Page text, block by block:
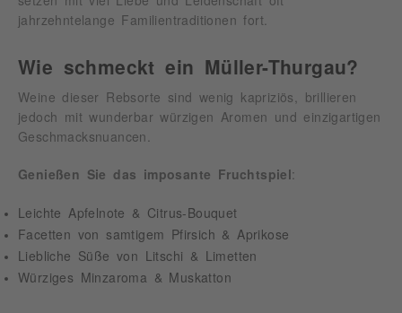
jahrzehntelange Familientraditionen fort.
Wie schmeckt ein Müller-Thurgau?
Weine dieser Rebsorte sind wenig kapriziös, brillieren
jedoch mit wunderbar würzigen Aromen und einzigartigen
Geschmacksnuancen.
Genießen Sie das imposante Fruchtspiel:
Leichte Apfelnote & Citrus-Bouquet
Facetten von samtigem Pfirsich & Aprikose
Liebliche Süße von Litschi & Limetten
Würziges Minzaroma & Muskatton